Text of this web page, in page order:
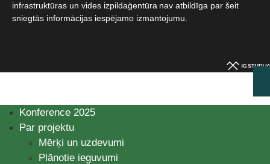
infrastruktūras un vides izpildaģentūra nav atbildīga par šeit
sniegtās informācijas iespējamo izmantojumu.​
Konference 2025
Par projektu
Mērķi un uzdevumi
Plānotie ieguvumi